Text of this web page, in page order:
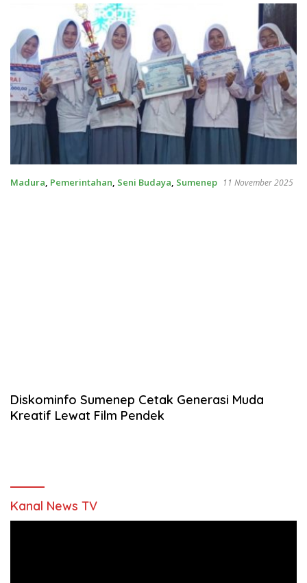
Madura, Pemerintahan, Seni Budaya, Sumenep 11 November 2025
Diskominfo Sumenep Cetak Generasi Muda
Kreatif Lewat Film Pendek
Kanal News TV